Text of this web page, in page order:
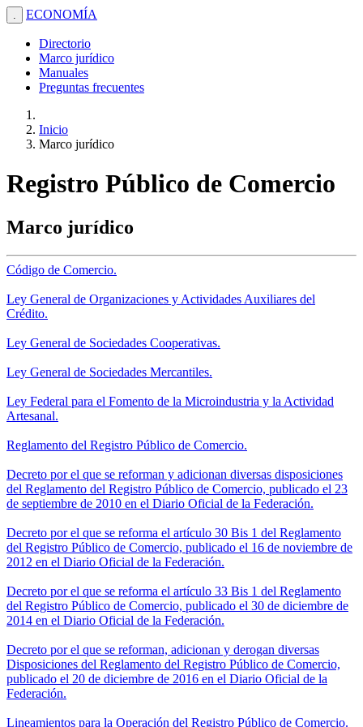
. ECONOMÍA
Directorio
Marco jurídico
Manuales
Preguntas frecuentes
Inicio
Marco jurídico
Registro Público de Comercio
Marco jurídico
Código de Comercio.
Ley General de Organizaciones y Actividades Auxiliares del
Crédito.
Ley General de Sociedades Cooperativas.
Ley General de Sociedades Mercantiles.
Ley Federal para el Fomento de la Microindustria y la Actividad
Artesanal.
Reglamento del Registro Público de Comercio.
Decreto por el que se reforman y adicionan diversas disposiciones
del Reglamento del Registro Público de Comercio, publicado el 23
de septiembre de 2010 en el Diario Oficial de la Federación.
Decreto por el que se reforma el artículo 30 Bis 1 del Reglamento
del Registro Público de Comercio, publicado el 16 de noviembre de
2012 en el Diario Oficial de la Federación.
Decreto por el que se reforma el artículo 33 Bis 1 del Reglamento
del Registro Público de Comercio, publicado el 30 de diciembre de
2014 en el Diario Oficial de la Federación.
Decreto por el que se reforman, adicionan y derogan diversas
Disposiciones del Reglamento del Registro Público de Comercio,
publicado el 20 de diciembre de 2016 en el Diario Oficial de la
Federación.
Lineamientos para la Operación del Registro Público de Comercio.